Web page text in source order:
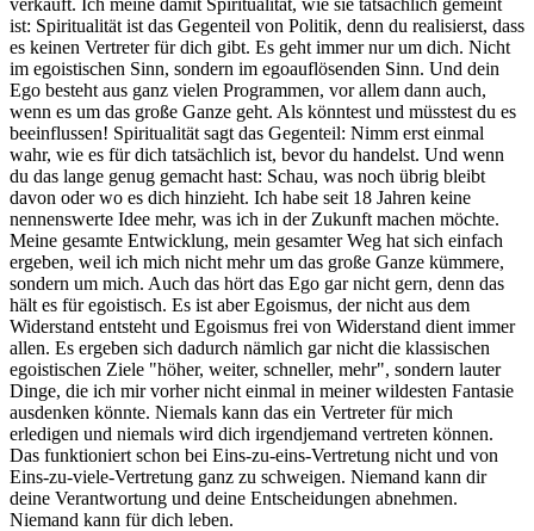
verkauft. Ich meine damit Spiritualität, wie sie tatsächlich gemeint
ist: Spiritualität ist das Gegenteil von Politik, denn du realisierst, dass
es keinen Vertreter für dich gibt. Es geht immer nur um dich. Nicht
im egoistischen Sinn, sondern im egoauflösenden Sinn. Und dein
Ego besteht aus ganz vielen Programmen, vor allem dann auch,
wenn es um das große Ganze geht. Als könntest und müsstest du es
beeinflussen! Spiritualität sagt das Gegenteil: Nimm erst einmal
wahr, wie es für dich tatsächlich ist, bevor du handelst. Und wenn
du das lange genug gemacht hast: Schau, was noch übrig bleibt
davon oder wo es dich hinzieht. Ich habe seit 18 Jahren keine
nennenswerte Idee mehr, was ich in der Zukunft machen möchte.
Meine gesamte Entwicklung, mein gesamter Weg hat sich einfach
ergeben, weil ich mich nicht mehr um das große Ganze kümmere,
sondern um mich. Auch das hört das Ego gar nicht gern, denn das
hält es für egoistisch. Es ist aber Egoismus, der nicht aus dem
Widerstand entsteht und Egoismus frei von Widerstand dient immer
allen. Es ergeben sich dadurch nämlich gar nicht die klassischen
egoistischen Ziele "höher, weiter, schneller, mehr", sondern lauter
Dinge, die ich mir vorher nicht einmal in meiner wildesten Fantasie
ausdenken könnte. Niemals kann das ein Vertreter für mich
erledigen und niemals wird dich irgendjemand vertreten können.
Das funktioniert schon bei Eins-zu-eins-Vertretung nicht und von
Eins-zu-viele-Vertretung ganz zu schweigen. Niemand kann dir
deine Verantwortung und deine Entscheidungen abnehmen.
Niemand kann für dich leben.